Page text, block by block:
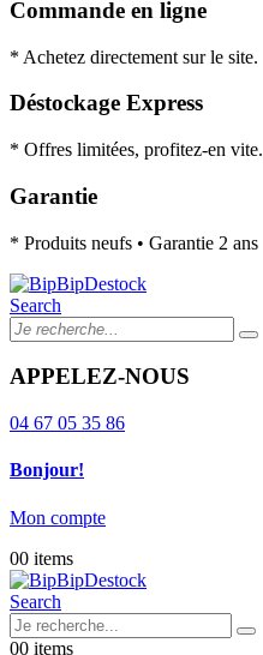
Commande en ligne
* Achetez directement sur le site.
Déstockage Express
* Offres limitées, profitez-en vite.
Garantie
* Produits neufs • Garantie 2 ans
Search
APPELEZ-NOUS
04 67 05 35 86
Bonjour!
Mon compte
00 items
Search
00 items